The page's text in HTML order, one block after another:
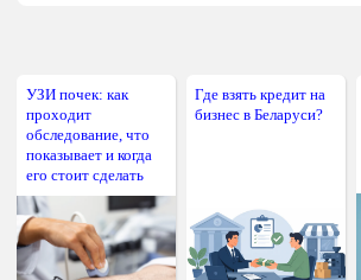
УЗИ почек: как
проходит
обследование, что
показывает и когда
его стоит сделать
Где взять кредит на
бизнес в Беларуси?